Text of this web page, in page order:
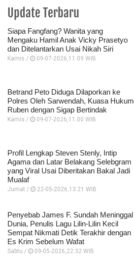
Update Terbaru
Siapa Fangfang? Wanita yang
Mengaku Hamil Anak Vicky Prasetyo
dan Ditelantarkan Usai Nikah Siri
Kamis / 09-07-2026,11:09 WIB
Betrand Peto Diduga Dilaporkan ke
Polres Oleh Sarwendah, Kuasa Hukum
Ruben dengan Sigap Bertindak
Kamis / 09-07-2026,11:00 WIB
Profil Lengkap Steven Stenly, Intip
Agama dan Latar Belakang Selebgram
yang Viral Usai Diberitakan Bakal Jadi
Mualaf
Jumat / 22-05-2026,13:21 WIB
Penyebab James F. Sundah Meninggal
Dunia, Penulis Lagu Lilin-Lilin Kecil
Sempat Nikmati Detik Terakhir dengan
Es Krim Sebelum Wafat
Sabtu / 09-05-2026,22:32 WIB